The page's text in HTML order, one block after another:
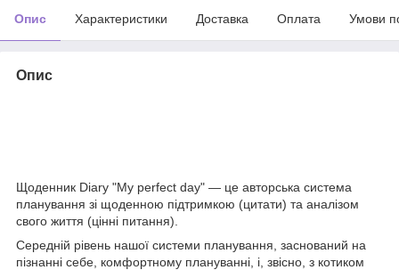
Опис Характеристики Доставка Оплата Умови
Опис
Щоденник Diary "My perfect day" — це авторська система
планування зі щоденною підтримкою (цитати) та аналізом
свого життя (цінні питання).
Середній рівень нашої системи планування, заснований на
пізнанні себе, комфортному плануванні, і, звісно, з котиком